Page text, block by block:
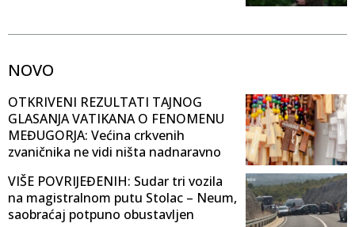
NOVO
OTKRIVENI REZULTATI TAJNOG
GLASANJA VATIKANA O FENOMENU
MEĐUGORJA: Većina crkvenih
zvaničnika ne vidi ništa nadnaravno
VIŠE POVRIJEĐENIH: Sudar tri vozila
na magistralnom putu Stolac – Neum,
saobraćaj potpuno obustavljen